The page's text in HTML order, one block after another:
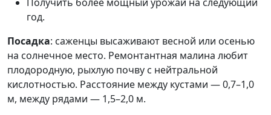
год.
Посадка: саженцы высаживают весной или осенью
на солнечное место. Ремонтантная малина любит
плодородную, рыхлую почву с нейтральной
кислотностью. Расстояние между кустами — 0,7–1,0
м, между рядами — 1,5–2,0 м.